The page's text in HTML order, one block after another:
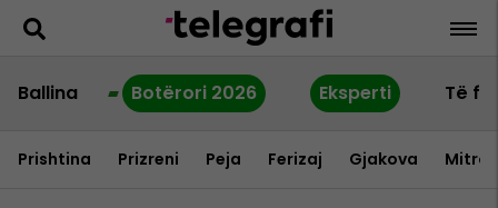
Ballina Botërori 2026 Eksperti Të
Prishtina Prizreni Peja Ferizaj Gjakova